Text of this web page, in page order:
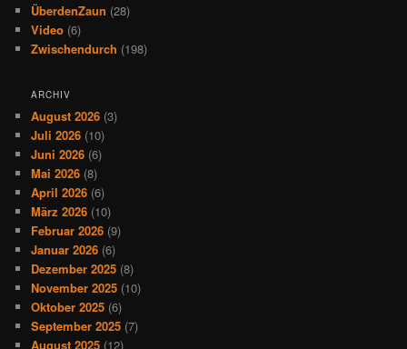
ÜberdenZaun (28)
Video (6)
Zwischendurch (198)
ARCHIV
August 2026 (3)
Juli 2026 (10)
Juni 2026 (6)
Mai 2026 (8)
April 2026 (6)
März 2026 (10)
Februar 2026 (9)
Januar 2026 (6)
Dezember 2025 (8)
November 2025 (10)
Oktober 2025 (6)
September 2025 (7)
August 2025 (12)